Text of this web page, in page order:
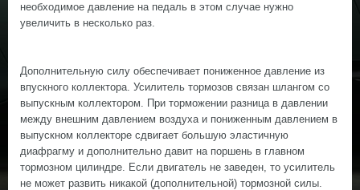
необходимое давление на педаль в этом случае нужно
увеличить в несколько раз.
Дополнительную силу обеспечивает пониженное давление из
впускного коллектора. Усилитель тормозов связан шлангом со
выпускным коллектором. При торможении разница в давлении
между внешним давлением воздуха и пониженным давлением в
выпускном коллекторе сдвигает большую эластичную
диафрагму и дополнительно давит на поршень в главном
тормозном цилиндре. Если двигатель не заведен, то усилитель
не может развить никакой (дополнительной) тормозной силы.